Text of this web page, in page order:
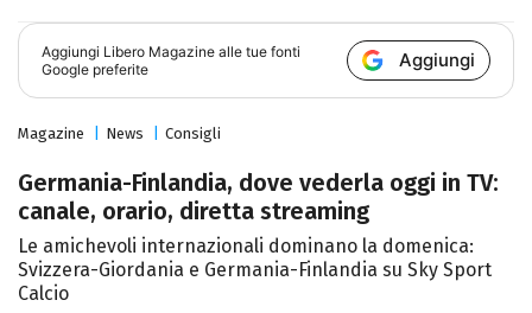
Aggiungi Libero Magazine alle tue fonti
Google preferite
Aggiungi
Magazine News Consigli
Germania-Finlandia, dove vederla oggi in TV:
canale, orario, diretta streaming
Le amichevoli internazionali dominano la domenica:
Svizzera-Giordania e Germania-Finlandia su Sky Sport
Calcio